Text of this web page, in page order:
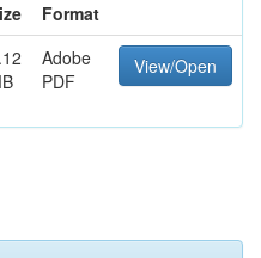
Format
Adobe
PDF
View/Open